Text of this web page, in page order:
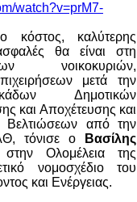
watch?v=prM7-
κόστος, καλύτερης
θα είναι στη
νοικοκυριών,
μετά την
Δημοτικών
και Αποχέτευσης και
Βελτιώσεων από την
τόνισε ο
Βασίλης
Ολομέλεια της
νομοσχέδιο του
και Ενέργειας.